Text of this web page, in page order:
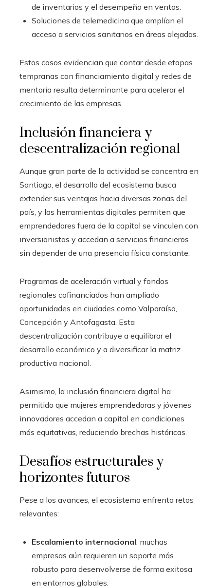
de inventarios y el desempeño en ventas.
Soluciones de telemedicina que amplían el
acceso a servicios sanitarios en áreas alejadas.
Estos casos evidencian que contar desde etapas
tempranas con financiamiento digital y redes de
mentoría resulta determinante para acelerar el
crecimiento de las empresas.
Inclusión financiera y
descentralización regional
Aunque gran parte de la actividad se concentra en
Santiago, el desarrollo del ecosistema busca
extender sus ventajas hacia diversas zonas del
país, y las herramientas digitales permiten que
emprendedores fuera de la capital se vinculen con
inversionistas y accedan a servicios financieros
sin depender de una presencia física constante.
Programas de aceleración virtual y fondos
regionales cofinanciados han ampliado
oportunidades en ciudades como Valparaíso,
Concepción y Antofagasta. Esta
descentralización contribuye a equilibrar el
desarrollo económico y a diversificar la matriz
productiva nacional.
Asimismo, la inclusión financiera digital ha
permitido que mujeres emprendedoras y jóvenes
innovadores accedan a capital en condiciones
más equitativas, reduciendo brechas históricas.
Desafíos estructurales y
horizontes futuros
Pese a los avances, el ecosistema enfrenta retos
relevantes:
Escalamiento internacional: muchas
empresas aún requieren un soporte más
robusto para desenvolverse de forma exitosa
en entornos globales.